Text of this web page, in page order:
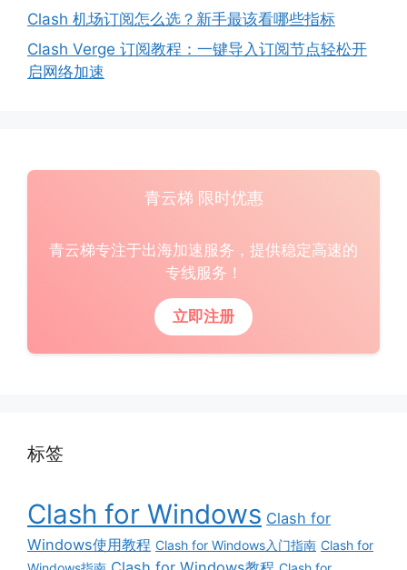
Clash 机场订阅怎么选？新手最该看哪些指标
Clash Verge 订阅教程：一键导入订阅节点轻松开
启网络加速
青云梯 限时优惠
青云梯专注于出海加速服务，提供稳定高速的
专线服务！
立即注册
标签
Clash for Windows Clash for
Windows使用教程 Clash for Windows入门指南 Clash for